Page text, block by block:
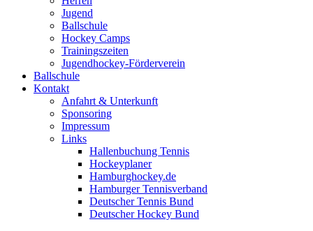
Jugend
Ballschule
Hockey Camps
Trainingszeiten
Jugendhockey-Förderverein
Ballschule
Kontakt
Anfahrt & Unterkunft
Sponsoring
Impressum
Links
Hallenbuchung Tennis
Hockeyplaner
Hamburghockey.de
Hamburger Tennisverband
Deutscher Tennis Bund
Deutscher Hockey Bund